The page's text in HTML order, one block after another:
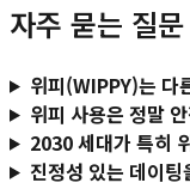
자주 묻는 질
위피(WIPPY)는 다
위피 사용은 정말
2030 세대가 특히
진정성 있는 데이